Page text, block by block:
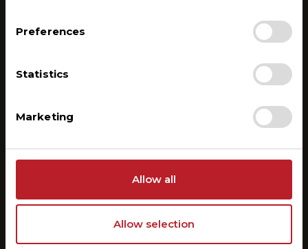
Preferences
Statistics
Marketing
Allow all
Allow selection